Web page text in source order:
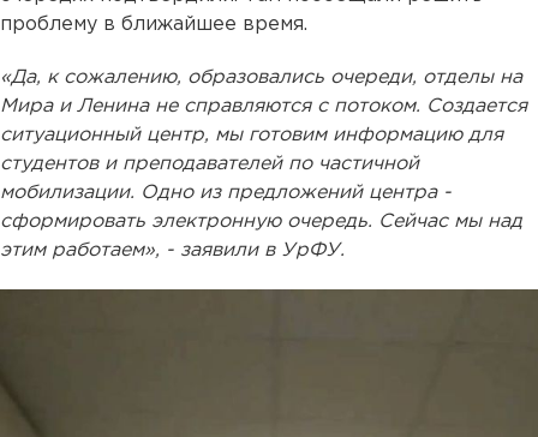
проблему в ближайшее время.
«Да, к сожалению, образовались очереди, отделы на
Мира и Ленина не справляются с потоком. Создается
ситуационный центр, мы готовим информацию для
студентов и преподавателей по частичной
мобилизации. Одно из предложений центра -
сформировать электронную очередь. Сейчас мы над
этим работаем», - заявили в УрФУ.